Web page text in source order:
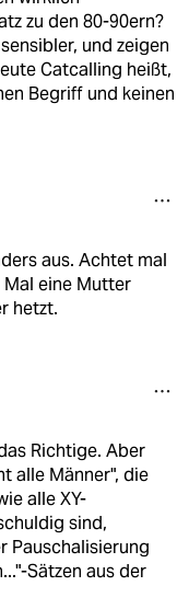
zu den 80-90ern?
und zeigen
Catcalling heißt,
Begriff und keinen
aus. Achtet mal
eine Mutter
hetzt.
Richtige. Aber
alle Männer", die
alle XY-
sind,
Pauschalisierung
Sätzen aus der